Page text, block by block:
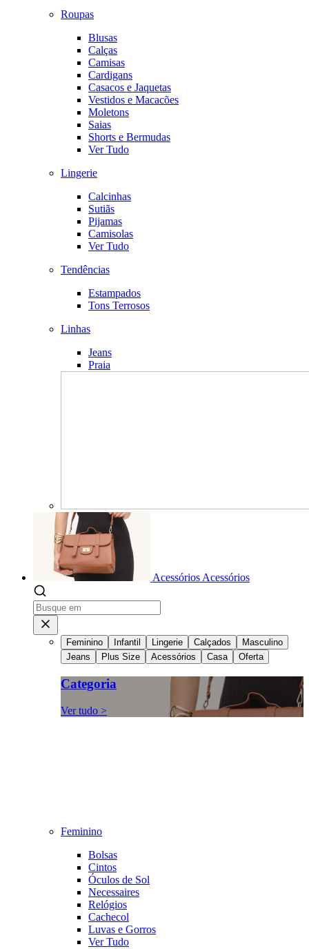
Roupas
Blusas
Calças
Camisas
Cardigans
Casacos e Jaquetas
Vestidos e Macacões
Moletons
Saias
Shorts e Bermudas
Ver Tudo
Lingerie
Calcinhas
Sutiãs
Pijamas
Camisolas
Ver Tudo
Tendências
Estampados
Tons Terrosos
Linhas
Jeans
Praia
Acessórios Acessórios
Feminino Infantil Lingerie Calçados
Masculino
Jeans
Plus Size Acessórios Casa Oferta
Categoria
Ver tudo >
Feminino
Bolsas
Cintos
Óculos de Sol
Necessaires
Relógios
Cachecol
Luvas e Gorros
Ver Tudo